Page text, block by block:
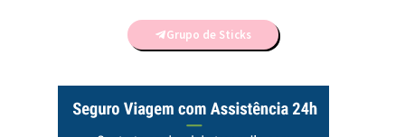
Grupo de Sticks